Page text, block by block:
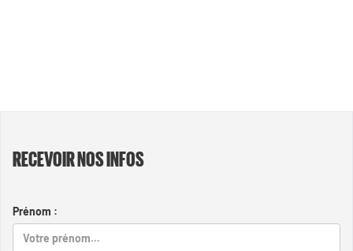
RECEVOIR NOS INFOS
Prénom :